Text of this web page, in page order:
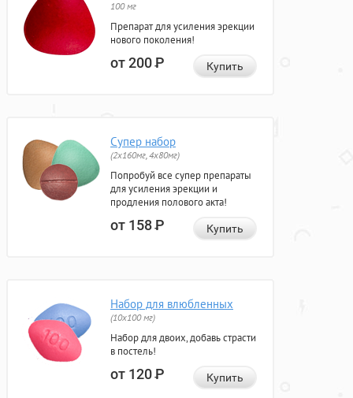
100 мг
Препарат для усиления эрекции
нового поколения!
от 200Р Купить
Супер набор
(2х160мг, 4х80мг)
Попробуй все супер препараты
для усиления эрекции и
продления полового акта!
от 158Р Купить
Набор для влюбленных
(10х100 мг)
Набор для двоих, добавь страсти
в постель!
от 120Р Купить